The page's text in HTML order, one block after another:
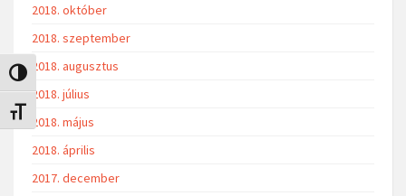
Nagy kontraszt váltása
Betűméret váltása
2018. október
2018. szeptember
2018. augusztus
2018. július
2018. május
2018. április
2017. december